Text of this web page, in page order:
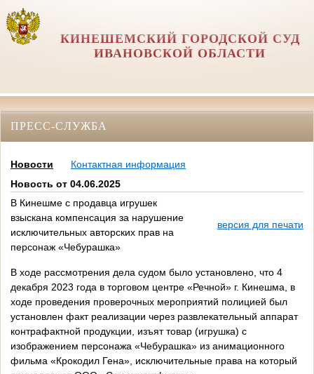
КИНЕШЕМСКИЙ ГОРОДСКОЙ СУД
ИВАНОВСКОЙ ОБЛАСТИ
ПРЕСС-СЛУЖБА
Новости
Контактная информация
Новость от 04.06.2025
В Кинешме с продавца игрушек
взыскана компенсация за нарушение
исключительных авторских прав на
персонаж «Чебурашка»
версия для печати
В ходе рассмотрения дела судом было установлено, что 4
декабря 2023 года в торговом центре «Речной» г. Кинешма, в
ходе проведения проверочных мероприятий полицией был
установлен факт реализации через развлекательный аппарат
контрафактной продукции, изъят товар (игрушка) с
изображением персонажа «Чебурашка» из анимационного
фильма «Крокодил Гена», исключительные права на который